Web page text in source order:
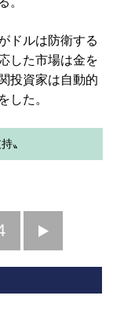
ドルは防衛する
した市場は金を
投資家は自動的
した。
〟
へ